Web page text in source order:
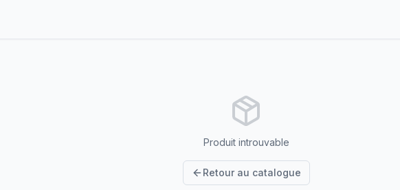
Produit introuvable
Retour au catalogue